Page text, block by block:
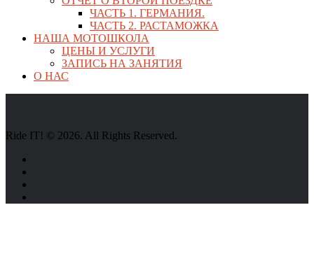
ЧАСТЬ 1. ГЕРМАНИЯ.
ЧАСТЬ 2. РАСТАМОЖКА
НАША МОТОШКОЛА
ЦЕНЫ И УСЛУГИ
ЗАПИСЬ НА ЗАНЯТИЯ
О НАС
Ride IT! © 2026. All Rights Reserved.